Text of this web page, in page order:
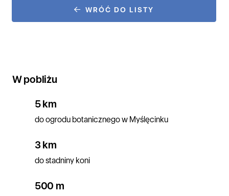
WRÓĆ DO LISTY
W pobliżu
5 km
do ogrodu botanicznego w Myślęcinku
3 km
do stadniny koni
500 m